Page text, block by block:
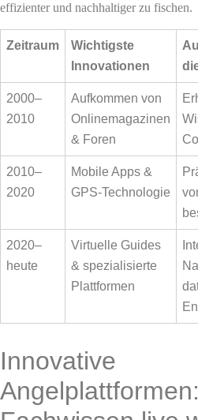
effizienter und nachhaltiger zu fischen.
Zeitraum
Wichtigste
Innovationen
2000–
2010
Aufkommen von
Onlinemagazinen
& Foren
2010–
2020
Mobile Apps &
GPS-Technologie
2020–
heute
Virtuelle Guides
& spezialisierte
Plattformen
Innovative